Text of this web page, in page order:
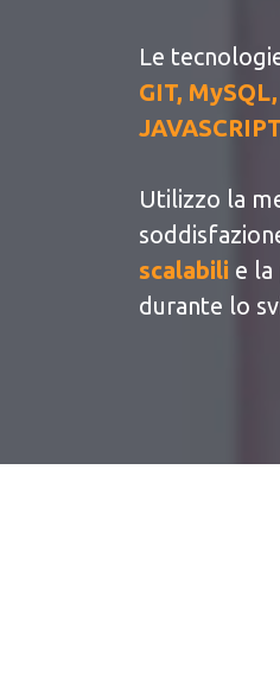
Le
GIT,
Utilizzo la
scalabili e
durante lo